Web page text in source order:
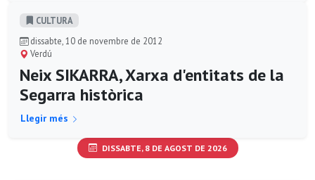
CULTURA
dissabte, 10 de novembre de 2012
Verdú
Neix SIKARRA, Xarxa d'entitats de la
Segarra històrica
Llegir més
DISSABTE, 8 DE AGOST DE 2026